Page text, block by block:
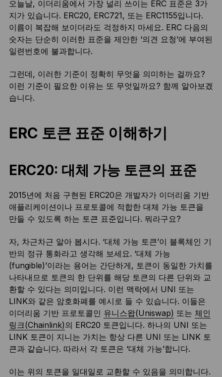
오늘날, 이더리움에서 가장 널리 쓰이는 ERC 표준은 3가
지가 있습니다. ERC20, ERC721, 또는 ERC1155입니다.
이름이 복잡해 보이더라도 걱정하지 마세요. ERC 다음의
숫자는 단순히 이러한 표준을 제안한 ‘의견 요청’에 부여된
일련번호에 불과합니다.
그런데, 이러한 기준이 정확히 무엇을 의미하는 걸까요?
이런 기준이 필요한 이유는 또 무엇일까요? 함께 알아보겠
습니다.
ERC 토큰 표준 이해하기
ERC20: 대체 가능 토큰의 표준
2015년에 처음 구현된 ERC20은 개발자가 이더리움 기반
애플리케이션이나 프로토콜에 적합한 대체 가능 토큰을
만들 수 있도록 하는 토큰 표준입니다. 뭐라구요?
자, 차근차근 알아 봅시다. ‘대체 가능 토큰’이 블록체인 기
반의 정규 통화라고 생각해 보세요. ‘대체 가능
(fungible)’이라는 용어는 간단하게, 토큰이 동일한 가치를
나타내므로 토큰의 한 단위를 해당 토큰의 다른 단위와 교
환할 수 있다는 의미입니다. 이런 맥락에서 UNI 또는
LINK와 같은 암호화폐를 예시로 들 수 있습니다. 이들은
이더리움 기반 프로토콜인 유니스왑(Uniswap) 또는 체인
링크(Chainlink)의 ERC20 토큰입니다. 하나의 UNI 또는
LINK 토큰이 지니는 가치는 항상 다른 UNI 또는 LINK 토
큰과 같습니다. 따라서 각 토큰은 ‘대체 가능’합니다.
이는 위의 토큰을 일대일로 교환할 수 있음을 의미합니다.